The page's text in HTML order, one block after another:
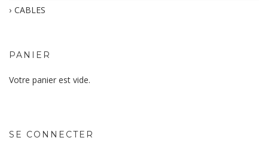
CABLES
PANIER
Votre panier est vide.
SE CONNECTER